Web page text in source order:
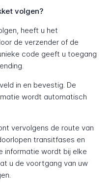
volgen?
heeft u het
de verzender of de
code geeft u toegang
in en bevestig. De
wordt automatisch
vervolgens de route van
transitfases en
informatie wordt bij elke
u de voortgang van uw